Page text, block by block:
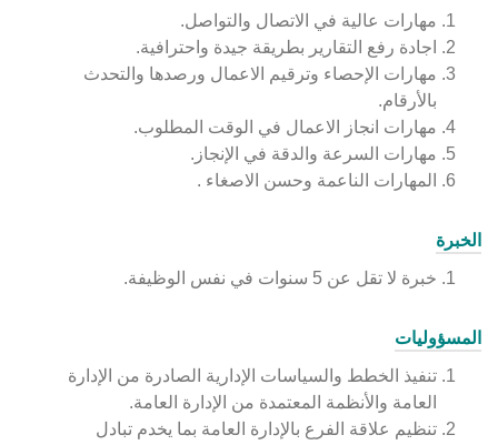
مهارات عالية في الاتصال والتواصل.
اجادة رفع التقارير بطريقة جيدة واحترافية.
مهارات الإحصاء وترقيم الاعمال ورصدها والتحدث
بالأرقام.
مهارات انجاز الاعمال في الوقت المطلوب.
مهارات السرعة والدقة في الإنجاز.
المهارات الناعمة وحسن الاصغاء .
الخبرة
خبرة لا تقل عن 5 سنوات في نفس الوظيفة.
المسؤوليات
تنفيذ الخطط والسياسات الإدارية الصادرة من الإدارة
العامة والأنظمة المعتمدة من الإدارة العامة.
تنظيم علاقة الفرع بالإدارة العامة بما يخدم تبادل